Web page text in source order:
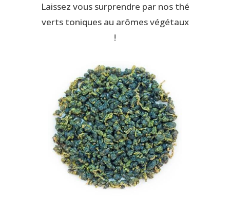
Laissez vous surprendre par nos thé
verts toniques au arômes végétaux
!